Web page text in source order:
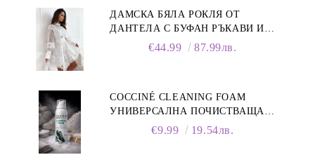
ДАМСКА БЯЛА РОКЛЯ ОТ
ДАНТЕЛА С БУФАН РЪКАВИ И
€44.99 87.99лв.
COCCINÉ CLEANING FOAM
УНИВЕРСАЛНА ПОЧИСТВАЩА
ПЯНА ЗА ОБУВКИ, 150 МЛ
€9.99 19.54лв.